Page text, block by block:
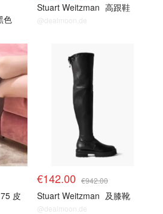
色
Stuart Weitzman 高跟鞋
@dealmoon.de
皮
€142.00 €942.00
Stuart Weitzman 及膝靴
@dealmoon.de